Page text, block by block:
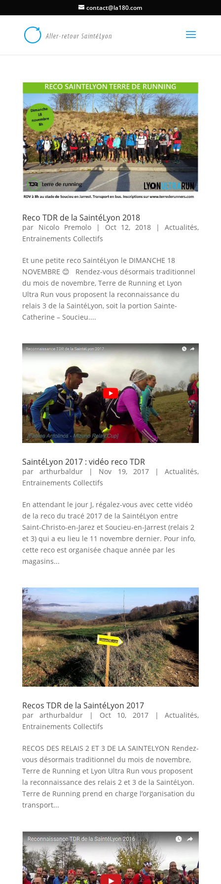
contact@la180.com
Reco TDR de la SaintéLyon 2018
par Nicolo Premolo| Oct 12, 2018 |Actualités,
Entrainements Collectifs
Et une petite reco SaintéLyon le DIMANCHE 18
NOVEMBRE 😊 Rendez-vous désormais traditionnel
du mois de novembre, Terre de Running et Lyon
Ultra Run vous proposent la reconnaissance du
relais 3 de la SaintéLyon, soit la portion Sainte-
Catherine – Soucieu....
SaintéLyon 2017 : vidéo reco TDR
par arthurbaldur | Nov 19, 2017|Actualités,
Entrainements Collectifs
En attendant le jour J, régalez-vous avec cette vidéo
de la reco du tracé 2017 de la SaintéLyon entre
Saint-Christo-en-Jarez et Soucieu-en-Jarrest (relais 2
et 3) qui a eu lieu le 11 novembre dernier. Pour info,
cette reco est organisée chaque année par les
magasins...
Recos TDR de la SaintéLyon 2017
pararthurbaldur | Oct 10, 2017|Actualités,
Entrainements Collectifs
RECOS DES RELAIS 2 ET 3 DE LA SAINTELYON Rendez-
vous désormais traditionnel du mois de novembre,
Terre de Running et Lyon Ultra Run vous proposent
la reconnaissance des relais 2 et 3 de la SaintéLyon.
Terre de Running prend en charge l’organisation du
transport...